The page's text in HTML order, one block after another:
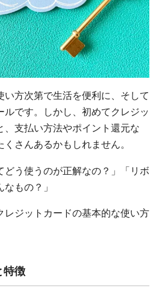
い方次第で生活を便利に、そして
ルです。しかし、初めてクレジッ
、支払い方法やポイント還元な
さんあるかもしれません。
どう使うのが正解なの？」「リボ
もの？」
レジットカードの基本的な使い方
特徴